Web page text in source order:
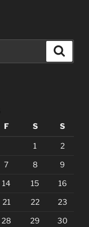
F S S
1 2
7 8 9
14 15 16
21 22 23
28 29 30